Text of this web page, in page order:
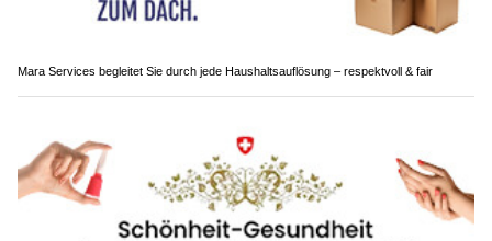
Mara Services begleitet Sie durch jede Haushaltsauflösung – respektvoll & fair